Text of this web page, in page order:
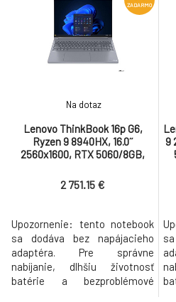
bude automaticky pridaný k
produktu do košíka. Part
number 21RB001FCK Procesor
AMD Ryzen™ 5 PRO 215 (6C /
12T, 3.2 / 4.7GHz,
ZADARMO
Lenovo ThinkBook 16p G6,
Ryzen 9 8940HX, 16.0˝
2560x1600, RTX 5060/8GB,
matný, 3y OS bez AC
Na dotaz
2 751.15 €
Upozornenie: tento notebook
sa dodáva bez napájacieho
adaptéra. Pre správne
nabíjanie, dlhšiu životnosť
batérie a bezproblémové
9